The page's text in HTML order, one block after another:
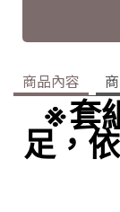
商品內容
※套
足，